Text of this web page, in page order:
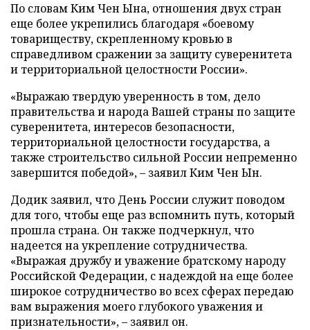
По словам Ким Чен Ына, отношения двух стран
еще более укрепились благодаря «боевому
товариществу, скрепленному кровью в
справедливом сражении за защиту суверенитета
и территориальной целостности России».
«Выражаю твердую уверенность в том, дело
правительства и народа Вашей страны по защите
суверенитета, интересов безопасности,
территориальной целостности государства, а
также строительство сильной России непременно
завершится победой», – заявил Ким Чен Ын.
Додик заявил, что День России служит поводом
для того, чтобы еще раз вспомнить путь, который
прошла страна. Он также подчеркнул, что
надеется на укрепление сотрудничества.
«Выражая дружбу и уважение братскому народу
Российской Федерации, с надеждой на еще более
широкое сотрудничество во всех сферах передаю
вам выражения моего глубокого уважения и
признательности», – заявил он.